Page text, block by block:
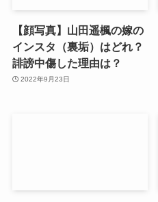
【顔写真】山田遥楓の嫁の
インスタ（裏垢）はどれ？
誹謗中傷した理由は？
2022年9月23日